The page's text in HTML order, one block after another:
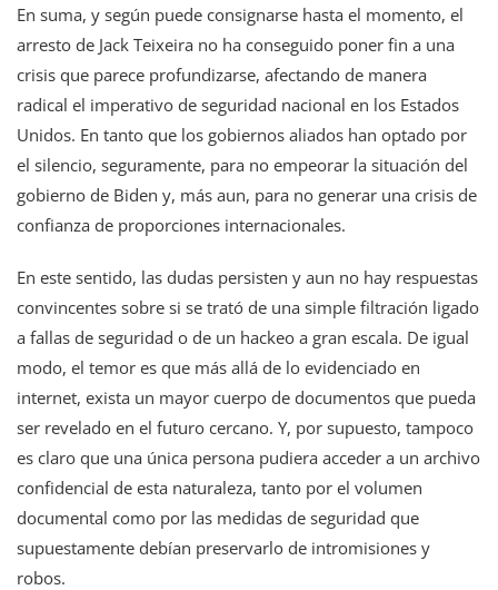
En suma, y según puede consignarse hasta el momento, el
arresto de Jack Teixeira no ha conseguido poner fin a una
crisis que parece profundizarse, afectando de manera
radical el imperativo de seguridad nacional en los Estados
Unidos. En tanto que los gobiernos aliados han optado por
el silencio, seguramente, para no empeorar la situación del
gobierno de Biden y, más aun, para no generar una crisis de
confianza de proporciones internacionales.
En este sentido, las dudas persisten y aun no hay respuestas
convincentes sobre si se trató de una simple filtración ligado
a fallas de seguridad o de un hackeo a gran escala. De igual
modo, el temor es que más allá de lo evidenciado en
internet, exista un mayor cuerpo de documentos que pueda
ser revelado en el futuro cercano. Y, por supuesto, tampoco
es claro que una única persona pudiera acceder a un archivo
confidencial de esta naturaleza, tanto por el volumen
documental como por las medidas de seguridad que
supuestamente debían preservarlo de intromisiones y
robos.